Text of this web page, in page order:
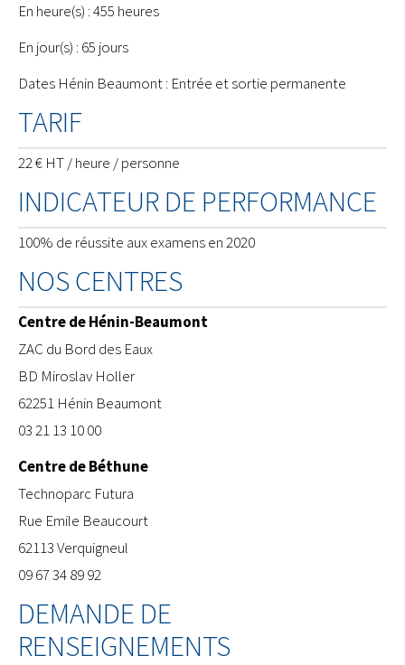
En heure(s) : 455 heures
En jour(s) : 65 jours
Dates Hénin Beaumont : Entrée et sortie permanente
TARIF
22 € HT / heure / personne
INDICATEUR DE PERFORMANCE
100% de réussite aux examens en 2020
NOS CENTRES
Centre de Hénin-Beaumont
ZAC du Bord des Eaux
BD Miroslav Holler
62251 Hénin Beaumont
03 21 13 10 00
Centre de Béthune
​Technoparc Futura
Rue Emile Beaucourt
62113 Verquigneul
09 67 34 89 92
DEMANDE DE
RENSEIGNEMENTS